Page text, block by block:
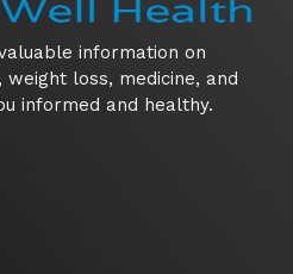
information on
weight loss, medicine, and
informed and healthy.